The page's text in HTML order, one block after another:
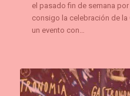
el pasado fin de semana
consigo la celebración de la
un evento con…